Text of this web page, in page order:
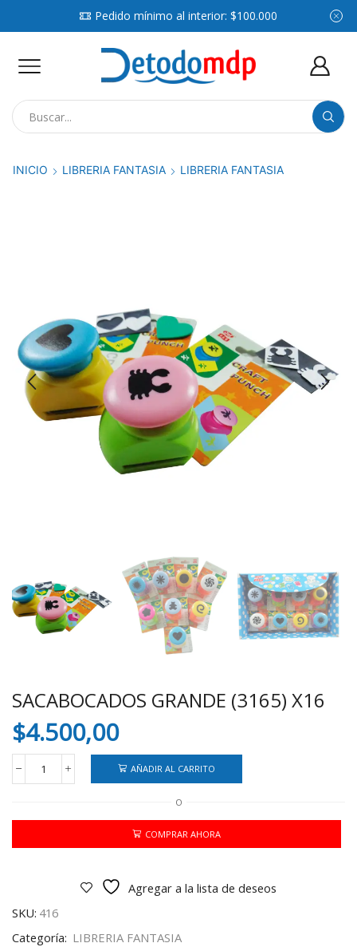
Pedido mínimo al interior: $100.000
INICIO LIBRERIA FANTASIA LIBRERIA FANTASIA
SACABOCADOS GRANDE (3165) X16
$4.500,00
SACABOCADOS
GRANDE
X16
AÑADIR AL CARRITO
O
COMPRAR AHORA
Agregar a la lista de deseos
SKU: 416
Categoría: LIBRERIA FANTASIA